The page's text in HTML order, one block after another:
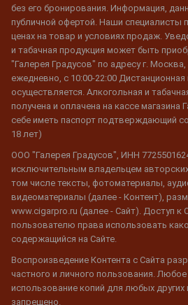
без его бронирования. Информация,
публичной офертой. Наши специалисты
ценах на товар и условиях продаж.
и табачная продукция может быть
"Галерея Градусов" по адресу г.
ежедневно, с 10:00-22:00
осуществляется. Алкогольная и
получена и оплачена на кассе магазина
себе иметь паспорт подтверждающий
18 лет)
ООО "Галерея Градусов", ИНН
исключительным владельцем
том числе тексты, фотоматериалы,
видеоматериалы (далее - Контент),
www.cigarpro.ru (далее - Сайт). Доступ к
пользователю права использовать
содержащийся на Сайте.
Воспроизведение Контента с Сайта
частного и личного пользования.
использование копий для любых других
запрещено.